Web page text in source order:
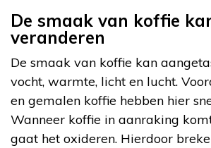
De smaak van koffie
veranderen
De smaak van koffie kan
vocht, warmte, licht en lucht.
en gemalen koffie hebben hier
Wanneer koffie in aanraking
gaat het oxideren. Hierdoor